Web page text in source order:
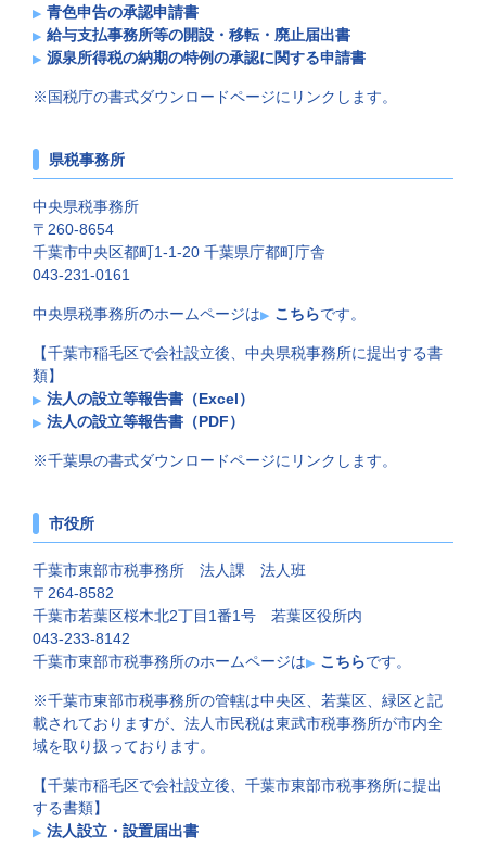
青色申告の承認申請書
給与支払事務所等の開設・移転・廃止届出書
源泉所得税の納期の特例の承認に関する申請書
※国税庁の書式ダウンロードページにリンクします。
県税事務所
中央県税事務所
〒260-8654
千葉市中央区都町1-1-20 千葉県庁都町庁舎
043-231-0161
中央県税事務所のホームページは こちらです。
【千葉市稲毛区で会社設立後、中央県税事務所に提出する書
類】
法人の設立等報告書（Excel）
法人の設立等報告書（PDF）
※千葉県の書式ダウンロードページにリンクします。
市役所
千葉市東部市税事務所 法人課 法人班
〒264-8582
千葉市若葉区桜木北2丁目1番1号 若葉区役所内
043-233-8142
千葉市東部市税事務所のホームページは
こちらです。
※千葉市東部市税事務所の管轄は中央区、若葉区、緑区と記
載されておりますが、法人市民税は東武市税事務所が市内全
域を取り扱っております。
【千葉市稲毛区で会社設立後、千葉市東部市税事務所に提出
する書類】
法人設立・設置届出書